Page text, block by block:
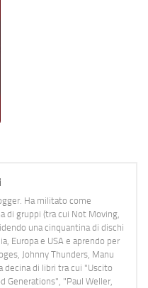
Ha militato come
di gruppi (tra cui Not Moving,
una cinquantina di dischi
Europa e USA e aprendo per
Johnny Thunders, Manu
decina di libri tra cui "Uscito
Generations", "Paul Weller,